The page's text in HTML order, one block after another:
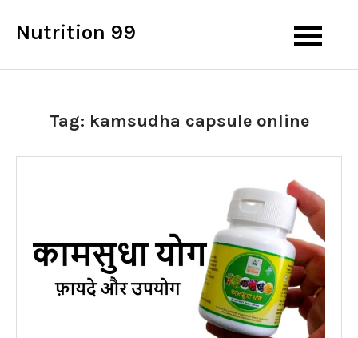
Nutrition 99
Tag: kamsudha capsule online